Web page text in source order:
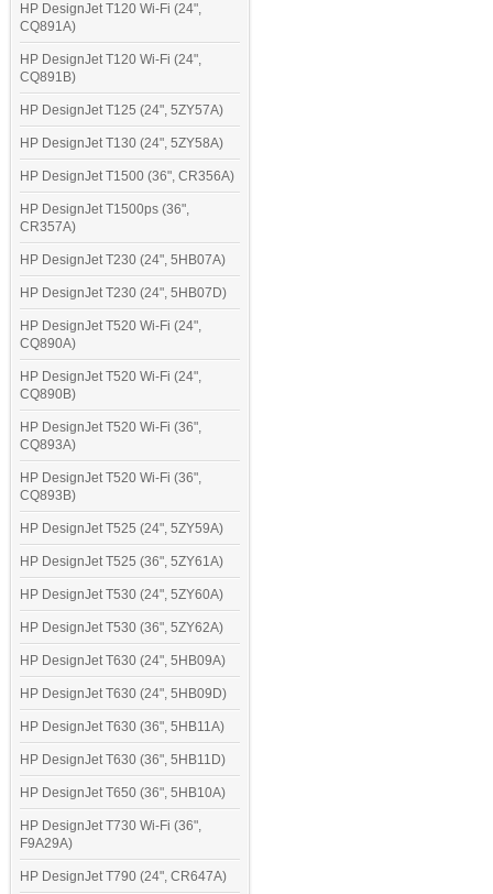
HP DesignJet T120 Wi-Fi (24",
CQ891A)
HP DesignJet T120 Wi-Fi (24",
CQ891B)
HP DesignJet T125 (24", 5ZY57A)
HP DesignJet T130 (24", 5ZY58A)
HP DesignJet T1500 (36", CR356A)
HP DesignJet T1500ps (36",
CR357A)
HP DesignJet T230 (24", 5HB07A)
HP DesignJet T230 (24", 5HB07D)
HP DesignJet T520 Wi-Fi (24",
CQ890A)
HP DesignJet T520 Wi-Fi (24",
CQ890B)
HP DesignJet T520 Wi-Fi (36",
CQ893A)
HP DesignJet T520 Wi-Fi (36",
CQ893B)
HP DesignJet T525 (24", 5ZY59A)
HP DesignJet T525 (36", 5ZY61A)
HP DesignJet T530 (24", 5ZY60A)
HP DesignJet T530 (36", 5ZY62A)
HP DesignJet T630 (24", 5HB09A)
HP DesignJet T630 (24", 5HB09D)
HP DesignJet T630 (36", 5HB11A)
HP DesignJet T630 (36", 5HB11D)
HP DesignJet T650 (36", 5HB10A)
HP DesignJet T730 Wi-Fi (36",
F9A29A)
HP DesignJet T790 (24", CR647A)